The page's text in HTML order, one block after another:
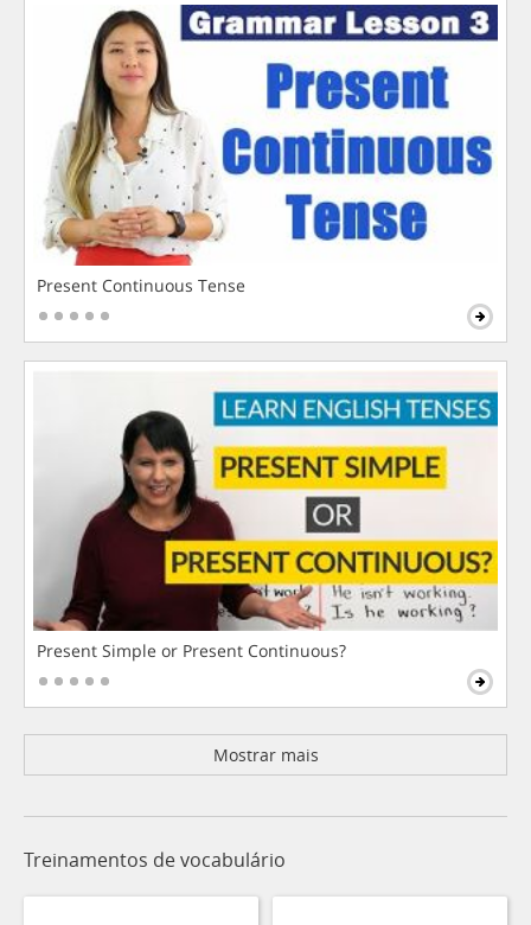
Present Continuous Tense
Present Simple or Present Continuous?
Mostrar mais
Treinamentos de vocabulário